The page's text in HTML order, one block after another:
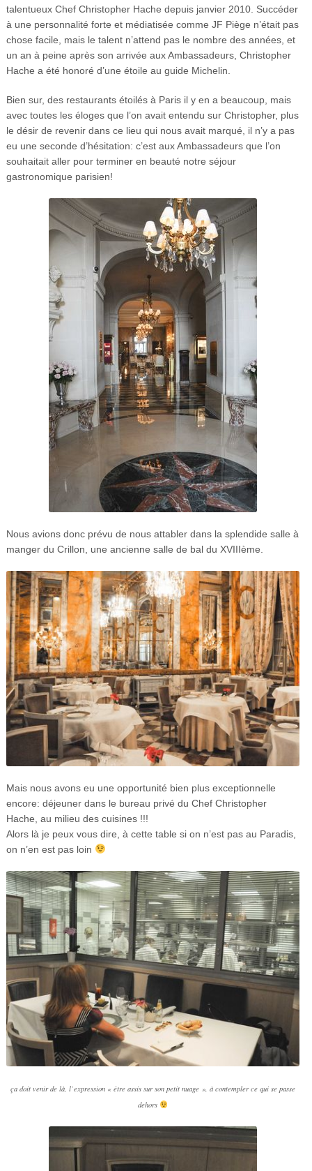
talentueux Chef Christopher Hache depuis janvier 2010. Succéder
à une personnalité forte et médiatisée comme JF Piège n’était pas
chose facile, mais le talent n’attend pas le nombre des années, et
un an à peine après son arrivée aux Ambassadeurs, Christopher
Hache a été honoré d’une étoile au guide Michelin.
Bien sur, des restaurants étoilés à Paris il y en a beaucoup, mais
avec toutes les éloges que l’on avait entendu sur Christopher, plus
le désir de revenir dans ce lieu qui nous avait marqué, il n’y a pas
eu une seconde d’hésitation: c’est aux Ambassadeurs que l’on
souhaitait aller pour terminer en beauté notre séjour
gastronomique parisien!
Nous avions donc prévu de nous attabler dans la splendide salle à
manger du Crillon, une ancienne salle de bal du XVIIIème.
Mais nous avons eu une opportunité bien plus exceptionnelle
encore: déjeuner dans le bureau privé du Chef Christopher
Hache, au milieu des cuisines !!!
Alors là je peux vous dire, à cette table si on n’est pas au Paradis,
on n’en est pas loin
ça doit venir de là, l’expression « être assis sur son petit nuage », à contempler ce qui se passe
dehors